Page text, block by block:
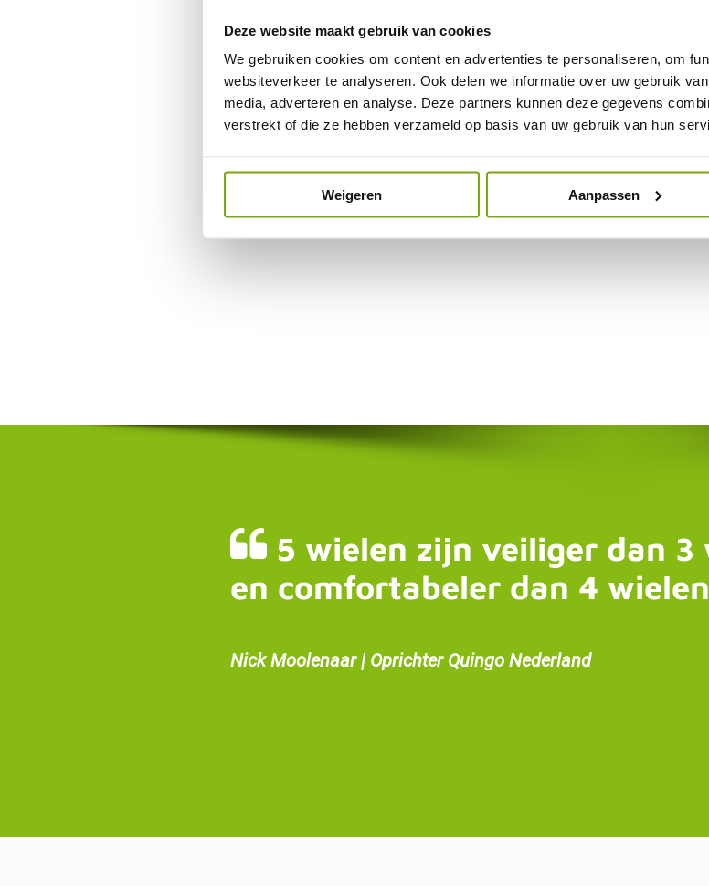
Deze website maakt gebruik van cookies
We gebruiken cookies om content en advertenties te personaliseren, om
websiteverkeer te analyseren. Ook delen we informatie over uw gebruik
media, adverteren en analyse. Deze partners kunnen deze gegevens
verstrekt of die ze hebben verzameld op basis van uw gebruik van hun
Weigeren Aanpassen
5 wielen zijn veiliger dan 3
en comfortabeler dan 4 wielen
Nick Moolenaar | Oprichter Quingo Nederland